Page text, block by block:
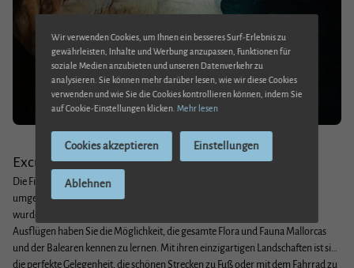
auf der Welt geworden ist.
Wir heißen Sie herzlich willkommen und hoffen, dass Sie, wenn Sie das
Landgut besuchen, es genauso genießen wie wir und Ihre eigenen
Erfahrungen machen werden.
Excursiones
Die Finca Son Cladera ist von der wunderschönen Serra de Tramuntana
umgeben. Diese Berge, die von der UNESCO zum Weltkulturerbe erklärt
wurden, sind der ideale Ort für alle Arten von Wanderungen. Auf diesen
Ausflügen haben Sie die Möglichkeit, die gesamte Flora und Fauna Mallorcas
und der Balearen kennen zu lernen. Mit ihren einzigartigen Landschaften ist sie
die perfekte Gelegenheit, die schönen Strecken zu Fuß oder mit dem Fahrrad zu
Wir verwenden Cookies, um Ihnen ein besseres Surf-Erlebnis zu
gewährleisten, Inhalte und Werbung anzupassen, Funktionen für
soziale Medien anzubieten und unseren Datenverkehr zu
analysieren. Sie können mehr darüber lesen, wie wir diese Cookies
verwenden und wie Sie die Cookies kontrollieren können, indem Sie
auf Cookie-Einstellungen klicken. Mehr lesen
Cookies akzeptieren Einstellungen
Ablehnen